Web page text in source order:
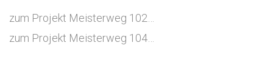
zum Projekt Meisterweg 102…
zum Projekt Meisterweg 104…